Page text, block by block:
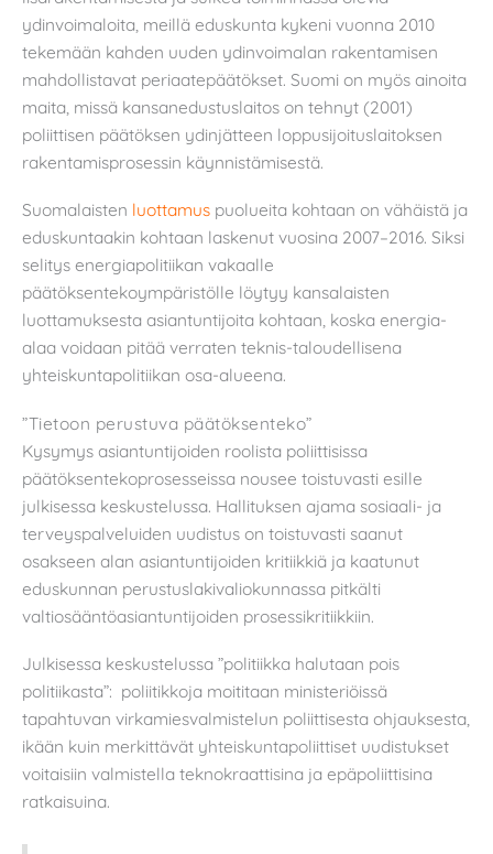
ydinvoimaloita, meillä eduskunta kykeni vuonna 2010
tekemään kahden uuden ydinvoimalan rakentamisen
mahdollistavat periaatepäätökset. Suomi on myös ainoita
maita, missä kansanedustuslaitos on tehnyt (2001)
poliittisen päätöksen ydinjätteen loppusijoituslaitoksen
rakentamisprosessin käynnistämisestä.
Suomalaisten luottamus puolueita kohtaan on vähäistä ja
eduskuntaakin kohtaan laskenut vuosina 2007–2016. Siksi
selitys energiapolitiikan vakaalle
päätöksentekoympäristölle löytyy kansalaisten
luottamuksesta asiantuntijoita kohtaan, koska energia-
alaa voidaan pitää verraten teknis-taloudellisena
yhteiskuntapolitiikan osa-alueena.
”Tietoon perustuva päätöksenteko”
Kysymys asiantuntijoiden roolista poliittisissa
päätöksentekoprosesseissa nousee toistuvasti esille
julkisessa keskustelussa. Hallituksen ajama sosiaali- ja
terveyspalveluiden uudistus on toistuvasti saanut
osakseen alan asiantuntijoiden kritiikkiä ja kaatunut
eduskunnan perustuslakivaliokunnassa pitkälti
valtiosääntöasiantuntijoiden prosessikritiikkiin.
Julkisessa keskustelussa ”politiikka halutaan pois
politiikasta”: poliitikkoja moititaan ministeriöissä
tapahtuvan virkamiesvalmistelun poliittisesta ohjauksesta,
ikään kuin merkittävät yhteiskuntapoliittiset uudistukset
voitaisiin valmistella teknokraattisina ja epäpoliittisina
ratkaisuina.